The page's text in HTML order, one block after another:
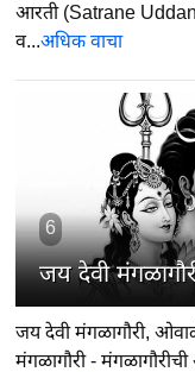
आरती (Satrane
व...अधिक वाचा
6
जय देवी
जय देवी मंगळागौरी,
मंगळागौरी -